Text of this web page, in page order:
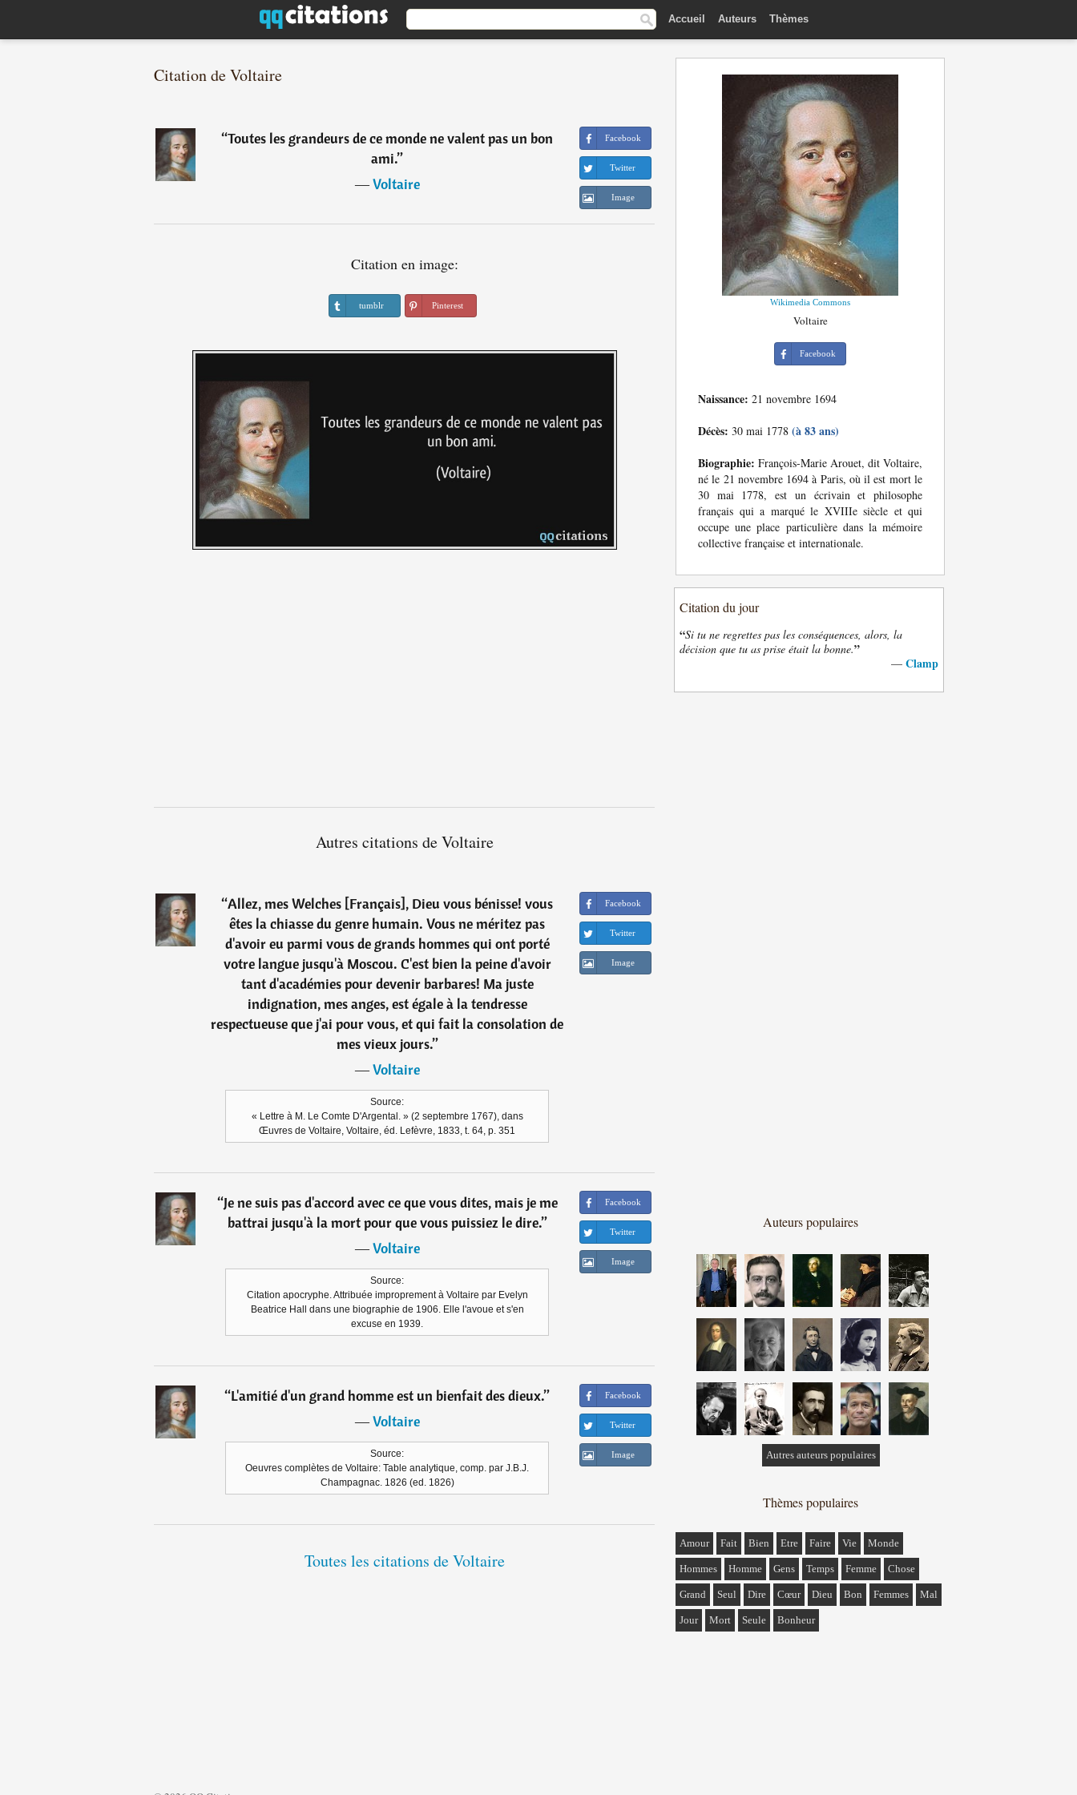
Accueil Auteurs Thèmes
Citation de Voltaire
“Toutes les grandeurs de ce monde ne valent pas un bon
ami.”
―Voltaire
Facebook
Twitter
Image
Citation en image:
tumblr Pinterest
Autres citations de Voltaire
“Allez, mes Welches [Français], Dieu vous bénisse! vous
êtes la chiasse du genre humain. Vous ne méritez pas
d'avoir eu parmi vous de grands hommes qui ont porté
votre langue jusqu'à Moscou. C'est bien la peine d'avoir
tant d'académies pour devenir barbares! Ma juste
indignation, mes anges, est égale à la tendresse
respectueuse que j'ai pour vous, et qui fait la consolation de
mes vieux jours.”
―Voltaire
Source:
« Lettre à M. Le Comte D'Argental. » (2 septembre 1767), dans
Œuvres de Voltaire, Voltaire, éd. Lefèvre, 1833, t. 64, p. 351
Facebook
Twitter
Image
“Je ne suis pas d'accord avec ce que vous dites, mais je me
battrai jusqu'à la mort pour que vous puissiez le dire.”
―Voltaire
Source:
Citation apocryphe. Attribuée improprement à Voltaire par Evelyn
Beatrice Hall dans une biographie de 1906. Elle l'avoue et s'en
excuse en 1939.
Facebook
Twitter
Image
“L'amitié d'un grand homme est un bienfait des dieux.”
―Voltaire
Source:
Oeuvres complètes de Voltaire: Table analytique, comp. par J.B.J.
Champagnac. 1826 (ed. 1826)
Facebook
Twitter
Image
Toutes les citations de Voltaire
Wikimedia Commons
Voltaire
Facebook
Naissance: 21 novembre 1694
Décès: 30 mai 1778 (à 83 ans)
Biographie: François-Marie Arouet, dit Voltaire,
né le 21 novembre 1694 à Paris, où il est mort le
30 mai 1778, est un écrivain et philosophe
français qui a marqué le XVIIIe siècle et qui
occupe une place particulière dans la mémoire
collective française et internationale.
Citation du jour
“Si tu ne regrettes pas les conséquences, alors, la
décision que tu as prise était la bonne.”
— Clamp
Auteurs populaires
Autres auteurs populaires
Thèmes populaires
Amour Fait Bien Etre Faire Vie Monde
Hommes Homme Gens Temps Femme Chose
Grand Seul Dire Cœur Dieu Bon Femmes Mal
Jour Mort Seule Bonheur